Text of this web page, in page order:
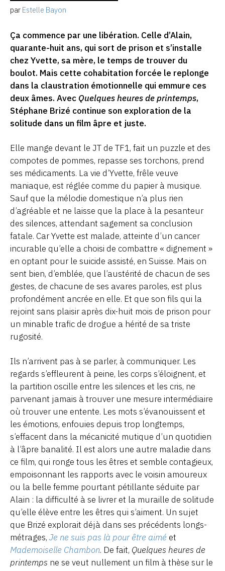
par Estelle Bayon
Ça commence par une libération. Celle d’Alain,
quarante-huit ans, qui sort de prison et s’installe
chez Yvette, sa mère, le temps de trouver du
boulot. Mais cette cohabitation forcée le replonge
dans la claustration émotionnelle qui emmure ces
deux âmes. Avec Quelques heures de printemps,
Stéphane Brizé continue son exploration de la
solitude dans un film âpre et juste.
Elle mange devant le JT de TF1, fait un puzzle et des
compotes de pommes, repasse ses torchons, prend
ses médicaments. La vie d’Yvette, frêle veuve
maniaque, est réglée comme du papier à musique.
Sauf que la mélodie domestique n’a plus rien
d’agréable et ne laisse que la place à la pesanteur
des silences, attendant sagement sa conclusion
fatale. Car Yvette est malade, atteinte d’un cancer
incurable qu’elle a choisi de combattre « dignement »
en optant pour le suicide assisté, en Suisse. Mais on
sent bien, d’emblée, que l’austérité de chacun de ses
gestes, de chacune de ses avares paroles, est plus
profondément ancrée en elle. Et que son fils qui la
rejoint sans plaisir après dix-huit mois de prison pour
un minable trafic de drogue a hérité de sa triste
rugosité.
Ils n’arrivent pas à se parler, à communiquer. Les
regards s’effleurent à peine, les corps s’éloignent, et
la partition oscille entre les silences et les cris, ne
parvenant jamais à trouver une mesure intermédiaire
où trouver une entente. Les mots s’évanouissent et
les émotions, enfouies depuis trop longtemps,
s’effacent dans la mécanicité mutique d’un quotidien
à l’âpre banalité. Il est alors une autre maladie dans
ce film, qui ronge tous les êtres et semble contagieux,
empoisonnant les rapports avec le voisin amoureux
ou la belle femme pourtant pétillante séduite par
Alain : la difficulté à se livrer et la muraille de solitude
qu’elle élève entre les êtres qui s’aiment. Un sujet
que Brizé explorait déjà dans ses précédents longs-
métrages, Je ne suis pas là pour être aimé et
Mademoiselle Chambon. De fait, Quelques heures de
printemps ne se veut nullement un film à thèse sur le